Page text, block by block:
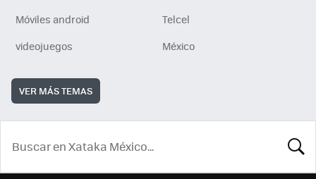
Móviles android
Telcel
videojuegos
México
VER MÁS TEMAS